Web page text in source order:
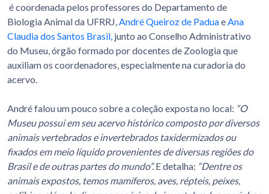
é coordenada pelos professores do Departamento de
Biologia Animal da UFRRJ, André Queiroz de Paduae Ana
Claudia dos Santos Brasil, junto ao Conselho Administrativo
do Museu, órgão formado por docentes de Zoologia que
auxiliam os coordenadores, especialmente na curadoria do
acervo.
André falou um pouco sobre a coleção exposta no local: “O
Museu possui em seu acervo histórico composto por diversos
animais vertebrados e invertebrados taxidermizados ou
fixados em meio líquido provenientes de diversas regiões do
Brasil e de outras partes do mundo”.E detalha: “Dentre os
animais expostos, temos mamíferos, aves, répteis, peixes,